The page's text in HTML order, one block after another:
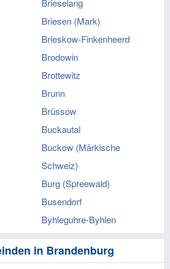
Brieselang
Briesen (Mark)
Brieskow-Finkenheerd
Brodowin
Brottewitz
Brunn
Brüssow
Buckautal
Buckow (Märkische
Schweiz)
Burg (Spreewald)
Busendorf
Byhleguhre-Byhlen
in Brandenburg